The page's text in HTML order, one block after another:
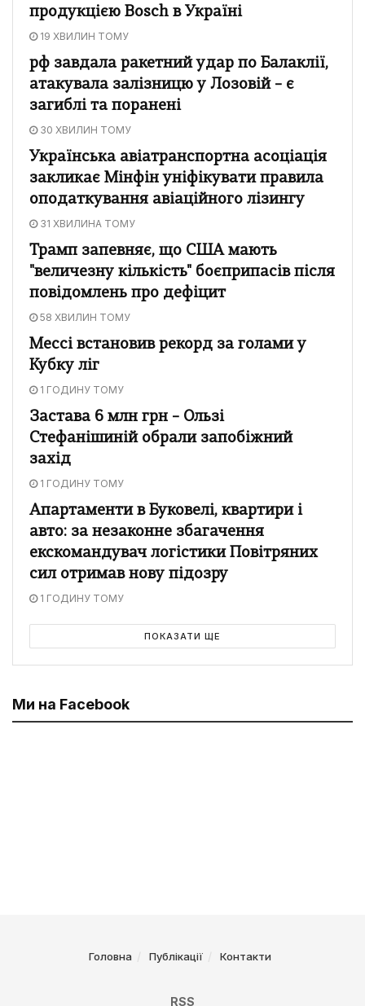
продукцією Bosch в Україні
19 ХВИЛИН ТОМУ
рф завдала ракетний удар по Балаклії,
атакувала залізницю у Лозовій – є
загиблі та поранені
30 ХВИЛИН ТОМУ
Українська авіатранспортна асоціація
закликає Мінфін уніфікувати правила
оподаткування авіаційного лізингу
31 ХВИЛИНА ТОМУ
Трамп запевняє, що США мають
"величезну кількість" боєприпасів після
повідомлень про дефіцит
58 ХВИЛИН ТОМУ
Мессі встановив рекорд за голами у
Кубку ліг
1 ГОДИНУ ТОМУ
Застава 6 млн грн – Ользі
Стефанішиній обрали запобіжний
захід
1 ГОДИНУ ТОМУ
Апартаменти в Буковелі, квартири і
авто: за незаконне збагачення
екскомандувач логістики Повітряних
сил отримав нову підозру
1 ГОДИНУ ТОМУ
ПОКАЗАТИ ЩЕ
Ми на Facebook
Головна Публікації Контакти
RSS